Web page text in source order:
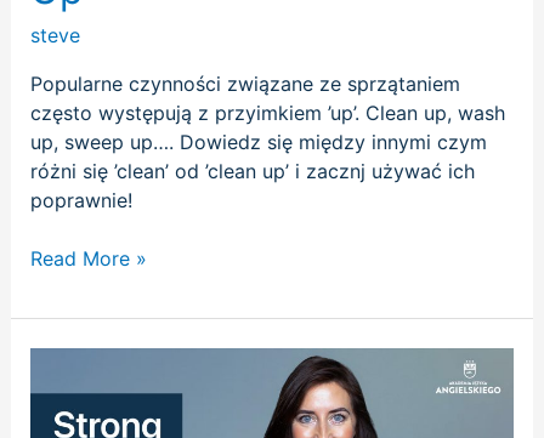
steve
Popularne czynności związane ze sprzątaniem
często występują z przyimkiem ’up’. Clean up, wash
up, sweep up…. Dowiedz się między innymi czym
różni się ’clean’ od ’clean up’ i zacznj używać ich
poprawnie!
Read More »
|
Heavy